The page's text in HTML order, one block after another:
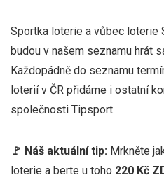
Sportka loterie a vůbec loterie
budou v našem seznamu hrát
Každopádně do seznamu
loterií v ČR přidáme i ostatní
společnosti Tipsport.
🚩 Náš aktuální tip: Mrkněte
loterie a berte u toho 220 Kč